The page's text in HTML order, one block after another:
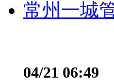
常州一城
04/21 06:49